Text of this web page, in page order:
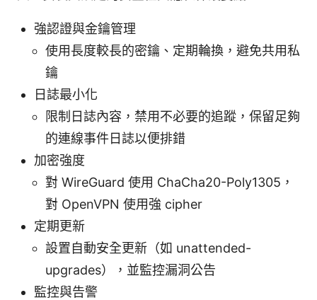
強認證與金鑰管理
使用長度較長的密鑰、定期輪換，避免共用私
鑰
日誌最小化
限制日誌內容，禁用不必要的追蹤，保留足夠
的連線事件日誌以便排錯
加密強度
對 WireGuard 使用 ChaCha20-Poly1305，
對 OpenVPN 使用強 cipher
定期更新
設置自動安全更新（如 unattended-
upgrades），並監控漏洞公告
監控與告警